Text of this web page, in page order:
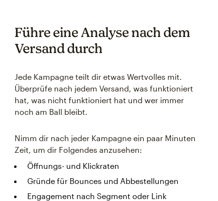
Führe eine Analyse nach dem
Versand durch
Jede Kampagne teilt dir etwas Wertvolles mit.
Überprüfe nach jedem Versand, was funktioniert
hat, was nicht funktioniert hat und wer immer
noch am Ball bleibt.
Nimm dir nach jeder Kampagne ein paar Minuten
Zeit, um dir Folgendes anzusehen:
Öffnungs- und Klickraten
Gründe für Bounces und Abbestellungen
Engagement nach Segment oder Link